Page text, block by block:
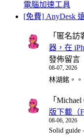
電腦加速工具
[免費] AnyDesk
「 匿名訪
器，在
發佈留言
08-07, 2026
林湖銘。。
「 Michael
版下載（
08-06, 2026
Solid